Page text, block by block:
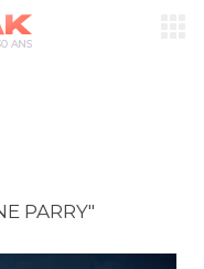
PARRY"